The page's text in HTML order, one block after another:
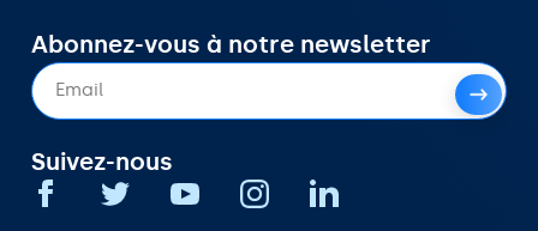
Abonnez-vous à notre newsletter
Suivez-nous